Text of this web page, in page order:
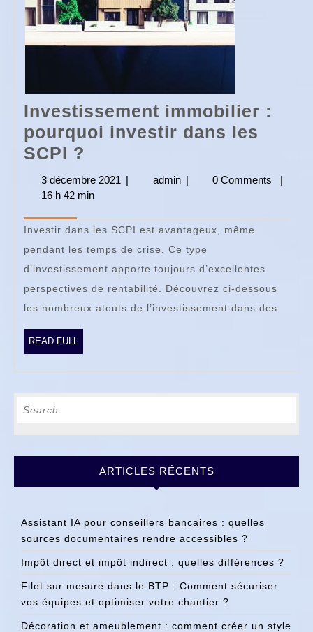
Investissement immobilier :
pourquoi investir dans les
SCPI ?
immobilier
:
investir
dans
les
3 décembre 2021 3| admin admin
| 0 Comments
|
16 h 42 min
Investir dans les SCPI est avantageux, même
pendant les temps de crise. Ce type
d’investissement apporte toujours d’excellentes
perspectives de rentabilité. Découvrez ci-dessous
les nombreux atouts de l’investissement dans des
READ FULL
FULL
ARTICLES RÉCENTS
Assistant IA pour conseillers bancaires : quelles
sources documentaires rendre accessibles ?
Impôt direct et impôt indirect : quelles différences ?
Filet sur mesure dans le BTP : Comment sécuriser
vos équipes et optimiser votre chantier ?
Décoration et ameublement : comment créer un style